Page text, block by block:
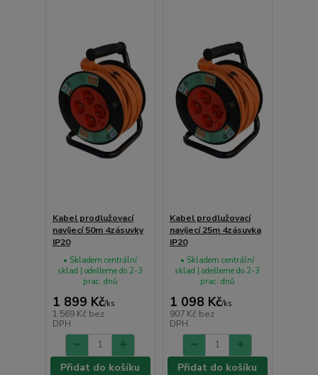
Kabel prodlužovací
navíjecí 50m 4zásuvky
IP20
1 899 Kč/ks
1 569 Kč bez
DPH
• Skladem centrální
sklad | odešleme do 2-3
prac. dnů
Přidat do košíku
Kabel prodlužovací
navíjecí 25m 4zásuvka
IP20
1 098 Kč/ks
907 Kč bez
DPH
• Skladem centrální
sklad | odešleme do 2-3
prac. dnů
Přidat do košíku